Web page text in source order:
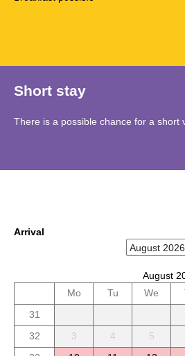
Short stay
There is a possible chance for a short
Arrival
August
Mo
Tu We
31
32
3 4 5